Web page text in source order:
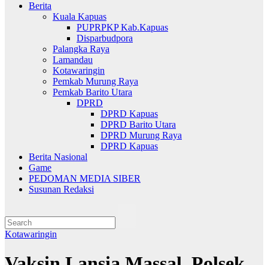
Berita
Kuala Kapuas
PUPRPKP Kab.Kapuas
Disparbudpora
Palangka Raya
Lamandau
Kotawaringin
Pemkab Murung Raya
Pemkab Barito Utara
DPRD
DPRD Kapuas
DPRD Barito Utara
DPRD Murung Raya
DPRD Kapuas
Berita Nasional
Game
PEDOMAN MEDIA SIBER
Susunan Redaksi
Kotawaringin